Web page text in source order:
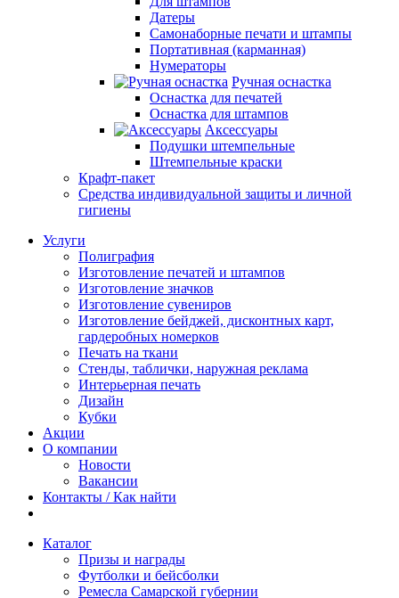
Датеры
Самонаборные печати и штампы
Портативная (карманная)
Нумераторы
Ручная оснастка
Оснастка для печатей
Оснастка для штампов
Аксессуары
Подушки штемпельные
Штемпельные краски
Крафт-пакет
Средства индивидуальной защиты и личной
гигиены
Услуги
Полиграфия
Изготовление печатей и штампов
Изготовление значков
Изготовление сувениров
Изготовление бейджей, дисконтных карт,
гардеробных номерков
Печать на ткани
Стенды, таблички, наружная реклама
Интерьерная печать
Дизайн
Кубки
Акции
О компании
Новости
Вакансии
Контакты / Как найти
Каталог
Призы и награды
Футболки и бейсболки
Ремесла Самарской губернии